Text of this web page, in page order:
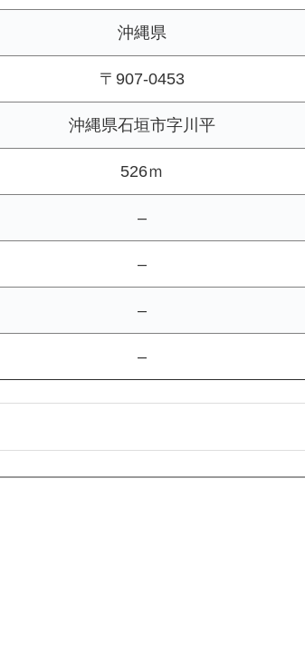
沖縄県
〒907-0453
沖縄県石垣市字川平
526ｍ
–
–
–
–